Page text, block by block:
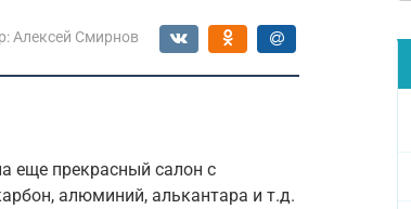
Алексей Смирнов
еще прекрасный салон с
алюминий, алькантара и т.д.